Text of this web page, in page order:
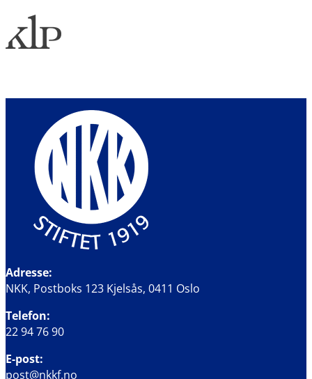
Adresse:
NKK, Postboks 123 Kjelsås, 0411 Oslo
Telefon:
22 94 76 90
E-post:
post@nkkf.no